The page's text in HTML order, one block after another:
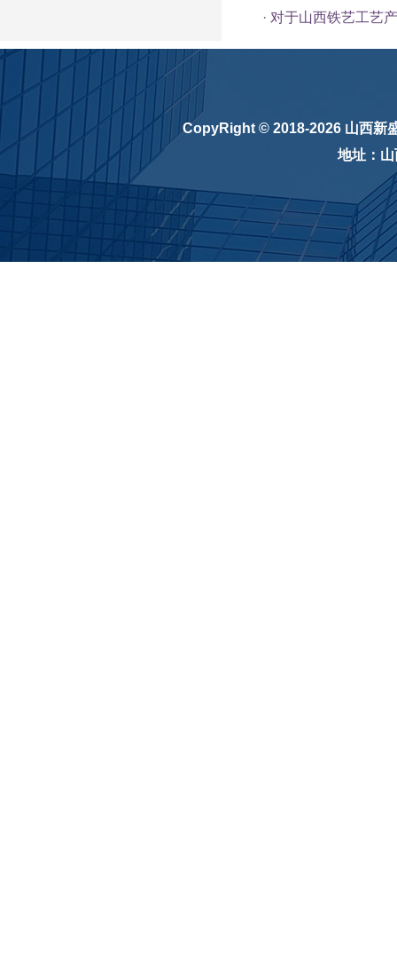
· 对于山西铁艺工艺
CopyRight © 2018-2026 山西新
地址：